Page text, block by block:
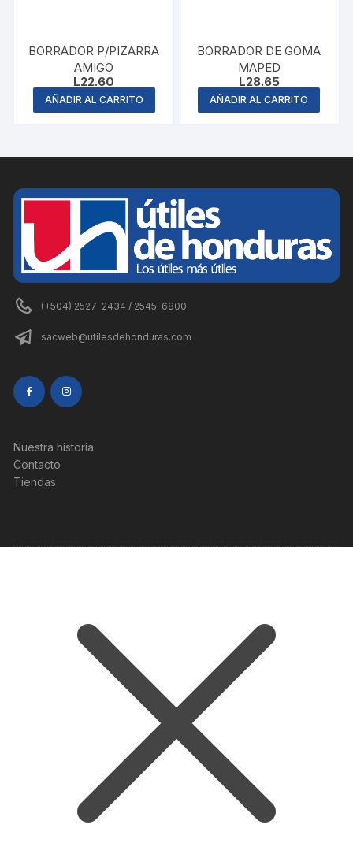
BORRADOR P/PIZARRA
AMIGO
L22.60
AÑADIR AL CARRITO
BORRADOR DE GOMA
MAPED
L28.65
AÑADIR AL CARRITO
(+504) 2527-2434 / 2545-6800
sacweb@utilesdehonduras.com
Nuestra historia
Contacto
Tiendas